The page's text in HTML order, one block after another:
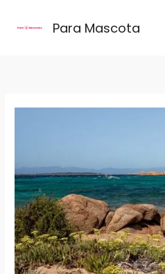
Para Mascota